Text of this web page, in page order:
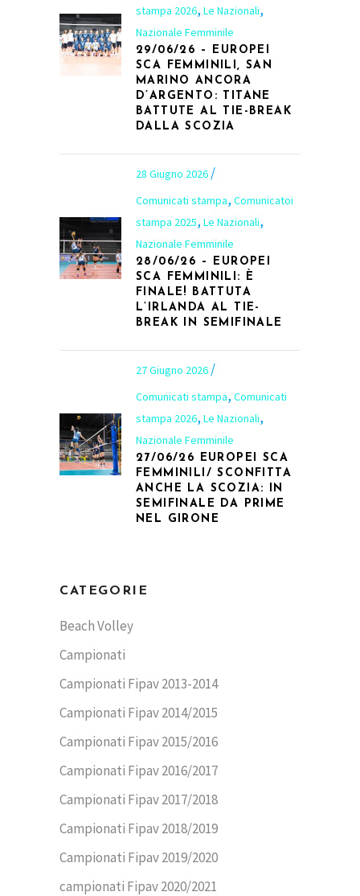
stampa 2026, Le Nazionali,
Nazionale Femminile
29/06/26 – EUROPEI
SCA FEMMINILI, SAN
MARINO ANCORA
D’ARGENTO: TITANE
BATTUTE AL TIE-BREAK
DALLA SCOZIA
28 Giugno 2026
Comunicati stampa, Comunicatoi
stampa 2025, Le Nazionali,
Nazionale Femminile
28/06/26 – EUROPEI
SCA FEMMINILI: È
FINALE! BATTUTA
L’IRLANDA AL TIE-
BREAK IN SEMIFINALE
27 Giugno 2026
Comunicati stampa, Comunicati
stampa 2026, Le Nazionali,
Nazionale Femminile
27/06/26 EUROPEI SCA
FEMMINILI/ SCONFITTA
ANCHE LA SCOZIA: IN
SEMIFINALE DA PRIME
NEL GIRONE
CATEGORIE
Beach Volley
Campionati
Campionati Fipav 2013-2014
Campionati Fipav 2014/2015
Campionati Fipav 2015/2016
Campionati Fipav 2016/2017
Campionati Fipav 2017/2018
Campionati Fipav 2018/2019
Campionati Fipav 2019/2020
campionati Fipav 2020/2021